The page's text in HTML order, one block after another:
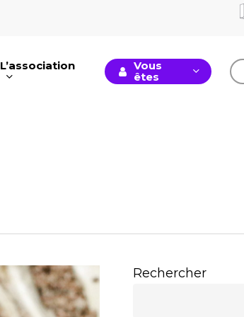
L’association
Vous
êtes
Rechercher